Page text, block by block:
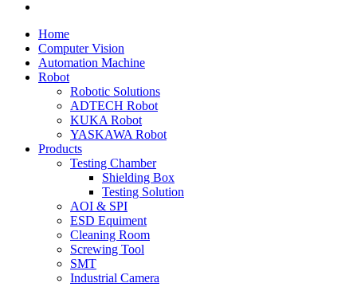
Home
Computer Vision
Automation Machine
Robot
Robotic Solutions
ADTECH Robot
KUKA Robot
YASKAWA Robot
Products
Testing Chamber
Shielding Box
Testing Solution
AOI & SPI
ESD Equiment
Cleaning Room
Screwing Tool
SMT
Industrial Camera